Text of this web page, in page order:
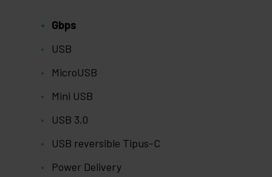
Gbps
USB
MicroUSB
Mini USB
USB 3.0
USB reversible Tipus-C
Power Delivery